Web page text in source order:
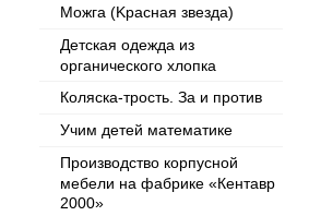
Можга (Kрасная звезда)
Детская одежда из
органического хлопка
Коляска-трость. За и против
Учим детей математике
Производство корпусной
мебели на фабрике «Кентавр
2000»